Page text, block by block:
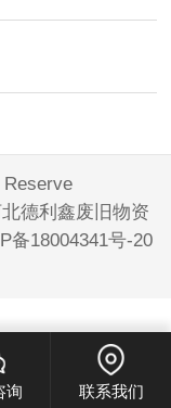
德利鑫废旧物资
备18004341号-20
询 联系我们